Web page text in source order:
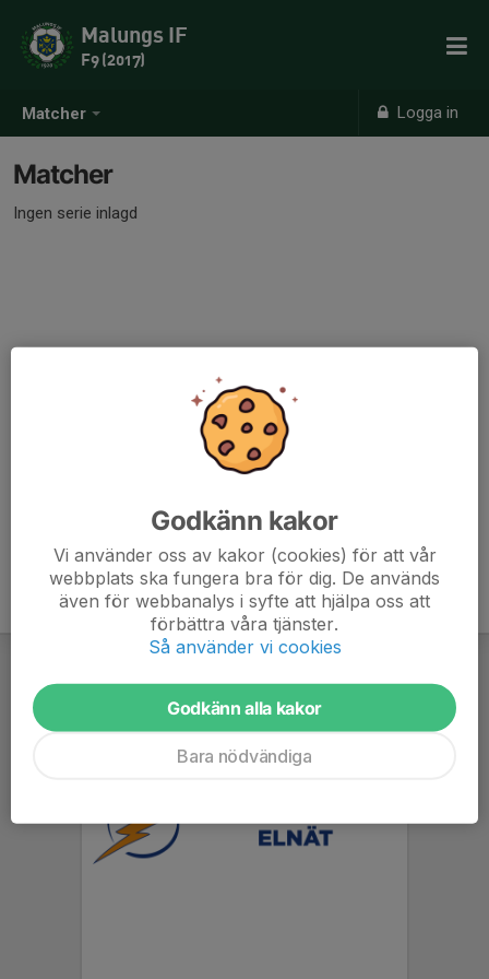
Matcher Logga in
Malungs IF
F9 (2017)
Matcher
Ingen serie inlagd
Godkänn kakor
Vi använder oss av kakor (cookies) för att vår
webbplats ska fungera bra för dig. De används
även för webbanalys i syfte att hjälpa oss att
förbättra våra tjänster.
Så använder vi cookies
Godkänn alla kakor
Bara nödvändiga